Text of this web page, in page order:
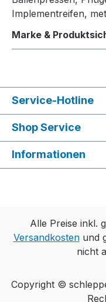
Implementreifen,
Marke &
Service-Hotline
Shop Service
Informationen
Alle Preise inkl.
Versandkostenund
nicht
Copyright ©